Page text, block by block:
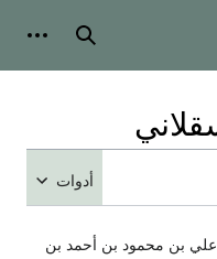
بحث
أدوات
بن محمود بن أحمد بن